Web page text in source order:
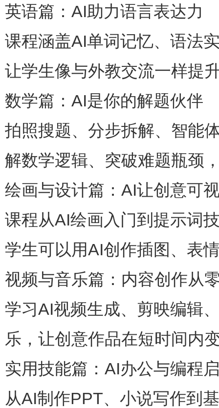
英语篇：AI助力语言表达力
课程涵盖AI单词记忆、语法
让学生像与外教交流一样提
数学篇：AI是你的解题伙伴
拍照搜题、分步拆解、智能
解数学逻辑、突破难题瓶颈
绘画与设计篇：AI让创意可
课程从AI绘画入门到提示词
学生可以用AI创作插图、表
视频与音乐篇：内容创作从
学习AI视频生成、剪映编辑
乐，让创意作品在短时间内
实用技能篇：AI办公与编程
从AI制作PPT、小说写作到